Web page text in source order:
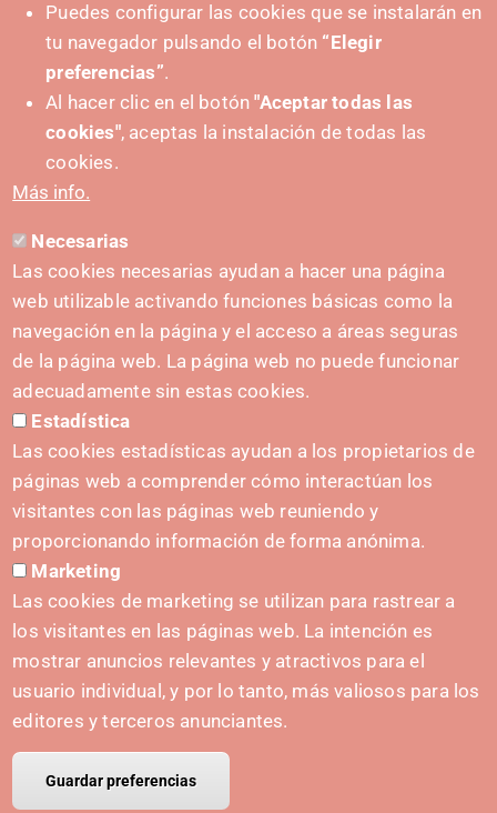
PUSHED FORWARD BY:
CONTACT
hola@irisnavarra.com
(+34) 628 23 12 32
C. del Sadar, 31006 Pamplona
Contact form
Press Kit
INITIATIVES
Navarra Cybersecurity Center
Spain Living Lab
Support for entrepreneurship
Puedes configurar las cookies que se instalarán en
tu navegador pulsando el botón “Elegir
preferencias”.
Al hacer clic en el botón"Aceptar todas las
cookies", aceptas la instalación de todas las
cookies.
Más info.
Necesarias
Las cookies necesarias ayudan a hacer una página
web utilizable activando funciones básicas como la
navegación en la página y el acceso a áreas seguras
de la página web. La página web no puede funcionar
adecuadamente sin estas cookies.
Estadística
Las cookies estadísticas ayudan a los propietarios de
páginas web a comprender cómo interactúan los
visitantes con las páginas web reuniendo y
proporcionando información de forma anónima.
Marketing
Las cookies de marketing se utilizan para rastrear a
los visitantes en las páginas web. La intención es
mostrar anuncios relevantes y atractivos para el
usuario individual, y por lo tanto, más valiosos para los
editores y terceros anunciantes.
Guardar preferencias